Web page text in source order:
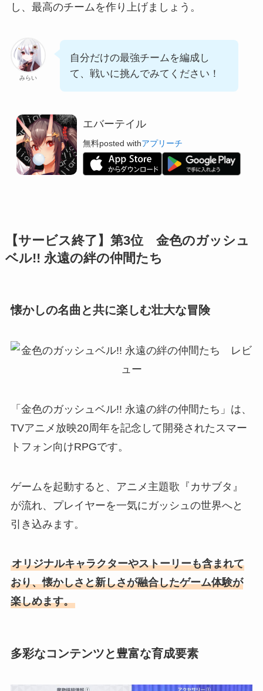
し、最高のチームを作り上げましょう。
みらい
自分だけの最強チームを編成し
て、戦いに挑んでみてください！
エバーテイル
無料posted withアプリーチ
【サービス終了】第3位 金色のガッシュ
ベル!! 永遠の絆の仲間たち
懐かしの名曲と共に楽しむ壮大な冒険
「金色のガッシュベル!! 永遠の絆の仲間たち」は、
TVアニメ放映20周年を記念して開発されたスマー
トフォン向けRPGです。
ゲームを起動すると、アニメ主題歌『カサブタ』
が流れ、プレイヤーを一気にガッシュの世界へと
引き込みます。
オリジナルキャラクターやストーリーも含まれて
おり、懐かしさと新しさが融合したゲーム体験が
楽しめます。
多彩なコンテンツと豊富な育成要素